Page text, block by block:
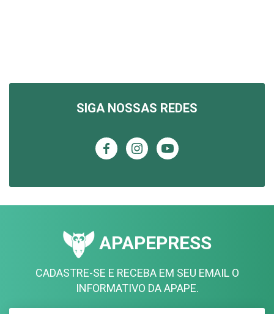
SIGA NOSSAS REDES
APAPEPRESS
CADASTRE-SE E RECEBA EM SEU EMAIL O
INFORMATIVO DA APAPE.